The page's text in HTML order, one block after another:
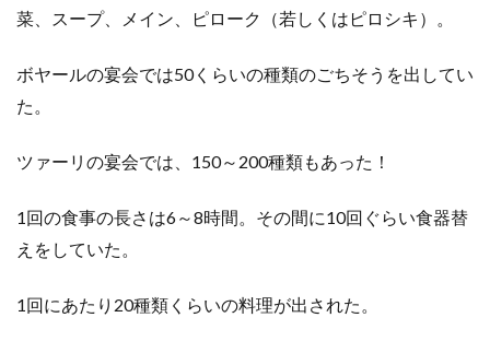
菜、スープ、メイン、ピローク（若しくはピロシキ）。
ボヤールの宴会では50くらいの種類のごちそうを出してい
た。
ツァーリの宴会では、150～200種類もあった！
1回の食事の長さは6～8時間。その間に10回ぐらい食器替
えをしていた。
1回にあたり20種類くらいの料理が出された。